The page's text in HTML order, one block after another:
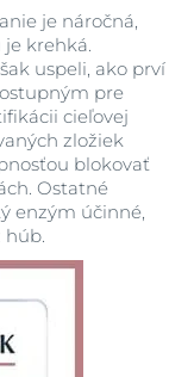
je náročná,
krehká.
uspeli, ako prví
pre
cieľovej
zložiek
blokovať
Ostatné
enzým účinné,
húb.